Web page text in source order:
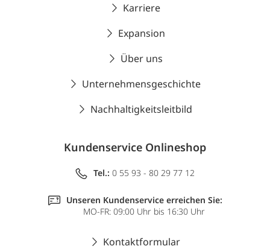
Karriere
Expansion
Über uns
Unternehmensgeschichte
Nachhaltigkeitsleitbild
Kundenservice Onlineshop
Tel.: 0 55 93 - 80 29 77 12
Unseren Kundenservice erreichen Sie:
MO-FR: 09:00 Uhr bis 16:30 Uhr
Kontaktformular